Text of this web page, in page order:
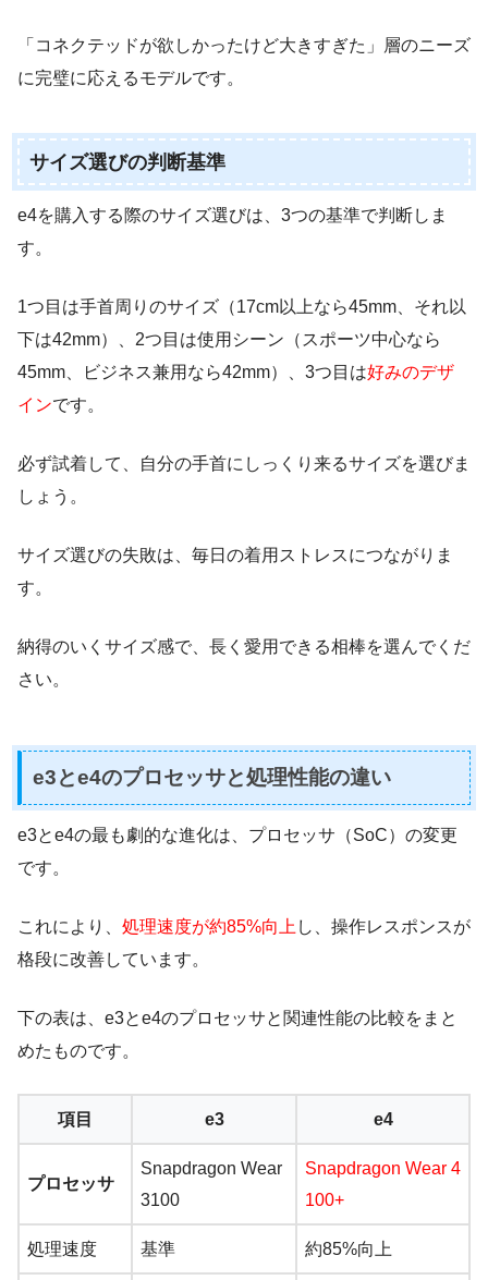
「コネクテッドが欲しかったけど大きすぎた」層のニーズ
に完璧に応えるモデルです。
サイズ選びの判断基準
e4を購入する際のサイズ選びは、3つの基準で判断しま
す。
1つ目は手首周りのサイズ（17cm以上なら45mm、それ以
下は42mm）、2つ目は使用シーン（スポーツ中心なら
45mm、ビジネス兼用なら42mm）、3つ目は好みのデザ
インです。
必ず試着して、自分の手首にしっくり来るサイズを選びま
しょう。
サイズ選びの失敗は、毎日の着用ストレスにつながりま
す。
納得のいくサイズ感で、長く愛用できる相棒を選んでくだ
さい。
e3とe4のプロセッサと処理性能の違い
e3とe4の最も劇的な進化は、プロセッサ（SoC）の変更
です。
これにより、 処理速度が約85%向上 し、操作レスポンスが
格段に改善しています。
下の表は、e3とe4のプロセッサと関連性能の比較をまと
めたものです。
項目 e3 e4
プロセッサ
Snapdragon Wear
3100
Snapdragon Wear 4
100+
処理速度 基準 約85%向上